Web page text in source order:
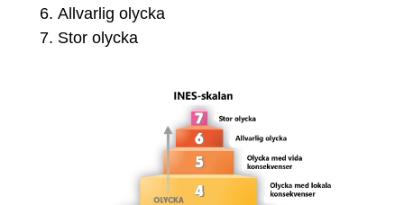
Allvarlig olycka
Stor olycka